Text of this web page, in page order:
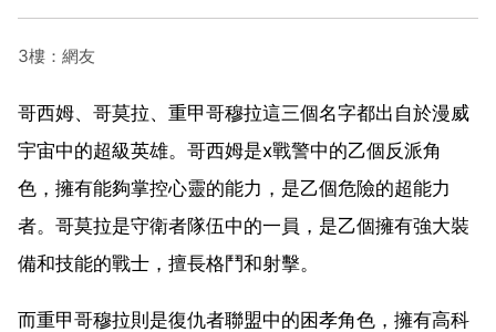
3樓：網友
哥西姆、哥莫拉、重甲哥穆拉這三個名字都出自於漫威
宇宙中的超級英雄。哥西姆是x戰警中的乙個反派角
色，擁有能夠掌控心靈的能力，是乙個危險的超能力
者。哥莫拉是守衛者隊伍中的一員，是乙個擁有強大裝
備和技能的戰士，擅長格鬥和射擊。
而重甲哥穆拉則是復仇者聯盟中的困孝角色，擁有高科